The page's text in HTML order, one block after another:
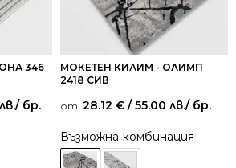
346
/ бр.
МОКЕТЕН КИЛИМ - ОЛИМП
2418 СИВ
от: 28.12 € / 55.00 лв./ бр.
Възможна комбинация